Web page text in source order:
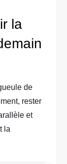
la
de
rester
et
la